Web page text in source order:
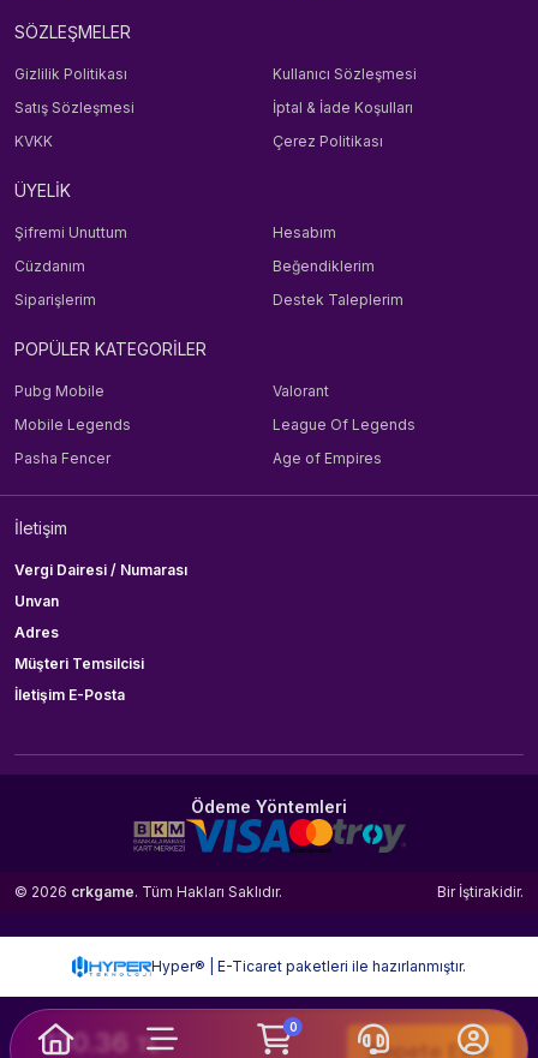
130.36 TL Sepete Ekle
0
SÖZLEŞMELER
Gizlilik Politikası
Kullanıcı Sözleşmesi
Satış Sözleşmesi
İptal & İade Koşulları
KVKK
Çerez Politikası
ÜYELİK
Şifremi Unuttum
Hesabım
Cüzdanım
Beğendiklerim
Siparişlerim
Destek Taleplerim
POPÜLER KATEGORİLER
Pubg Mobile
Valorant
Mobile Legends
League Of Legends
Pasha Fencer
Age of Empires
İletişim
Vergi Dairesi / Numarası
Unvan
Adres
Müşteri Temsilcisi
İletişim E-Posta
Ödeme Yöntemleri
© 2026 crkgame. Tüm Hakları Saklıdır. Bir İştirakidir.
Hyper® | E-Ticaret paketleri ile hazırlanmıştır.